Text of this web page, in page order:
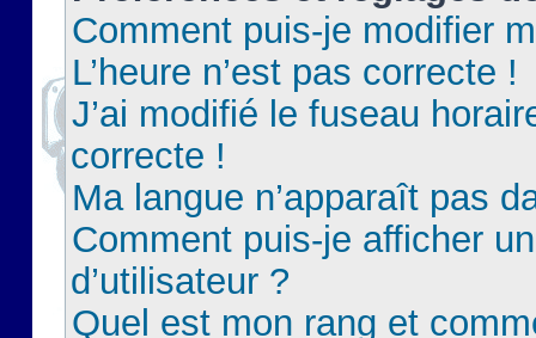
Comment puis-je modifier
L’heure n’est pas correcte !
J’ai modifié le fuseau
correcte !
Ma langue n’apparaît pas
Comment puis-je afficher
d’utilisateur ?
Quel est mon rang et